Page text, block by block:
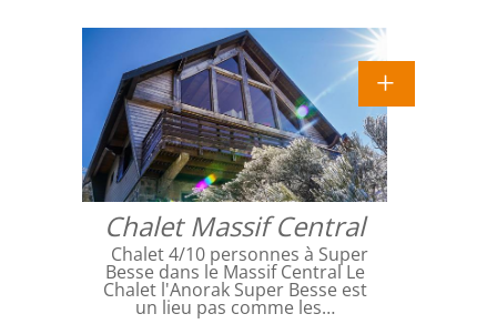
Chalet Massif Central
Chalet 4/10 personnes à Super
Besse dans le Massif Central Le
Chalet l'Anorak Super Besse est
un lieu pas comme les…